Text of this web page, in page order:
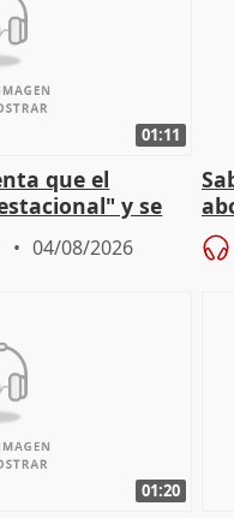
01:11
que el
y se
el verano
04/08/2026
01:20